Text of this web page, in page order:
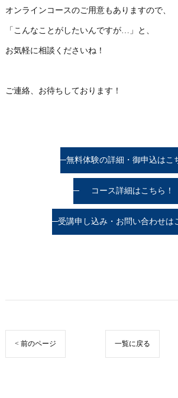
オンラインコースのご用意もありますので、
「こんなことがしたいんですが…」と、
お気軽に相談くださいね！
ご連絡、お待ちしております！
無料体験の詳細・御申込はこ
コース詳細はこちら！
受講申し込み・お問い合わせは
< 前のページ 一覧に戻る